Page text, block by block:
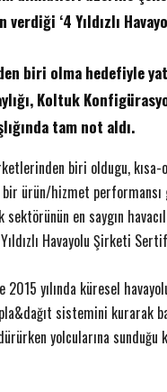
‘4 Yıldızlı
biri olma hedefiyle
Koltuk
tam not aldı.
biri oldugu, kısa-
ürün/hizmet performansı
en saygın
Havayolu Şirketi
yılında küresel
sistemini kurarak
yolcularına
17 Aralık’ta…